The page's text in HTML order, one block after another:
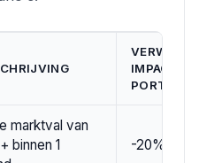
IMPACT
marktval van
binnen 1
-20% tot -